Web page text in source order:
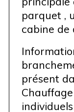
parquet ,
cabine de
présent